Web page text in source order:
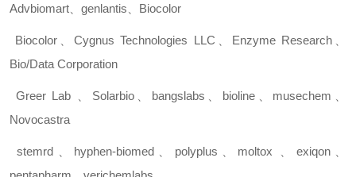
Advbiomart
genlantis Biocolor
Biocolor 、Cygnus Technologies LLC Enzyme Research、
Bio/Data Corporation
Greer Lab Solarbio、 bangslabs bioline musechem
Novocastra
stemrd hyphen-biomed、 polyplus moltox exiqon、